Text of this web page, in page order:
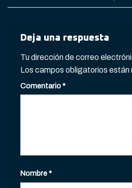
Deja una respuesta
Tu dirección de correo
Los campos obligatorios están
Comentario*
Nombre*